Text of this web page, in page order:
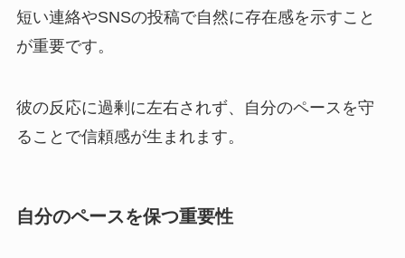
短い連絡やSNSの投稿で自然に存在感を示すこと
が重要です。
彼の反応に過剰に左右されず、自分のペースを守
ることで信頼感が生まれます。
自分のペースを保つ重要性